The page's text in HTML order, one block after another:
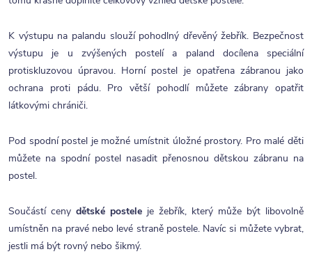
K výstupu na palandu slouží pohodlný dřevěný žebřík. Bezpečnost
výstupu je u zvýšených postelí a paland docílena speciální
protiskluzovou úpravou. Horní postel je opatřena zábranou jako
ochrana proti pádu. Pro větší pohodlí můžete zábrany opatřit
látkovými chrániči.
Pod spodní postel je možné umístnit úložné prostory. Pro malé děti
můžete na spodní postel nasadit přenosnou dětskou zábranu na
postel.
Součástí ceny dětské postele je žebřík, který může být libovolně
umístněn na pravé nebo levé straně postele. Navíc si můžete vybrat,
jestli má být rovný nebo šikmý.